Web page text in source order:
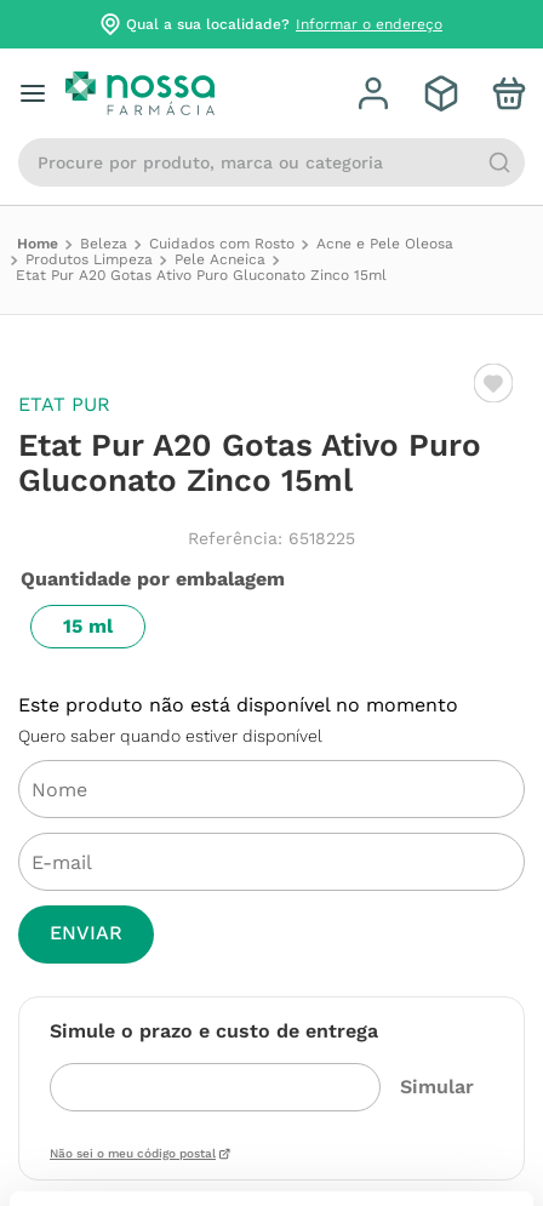
Qual a sua localidade? Informar o endereço
Procure por produto, marca ou categoria
Beleza Cuidados com Rosto
Acne e Pele Oleosa
Produtos Limpeza
Pele Acneica
Etat Pur A20 Gotas Ativo Puro Gluconato Zinco 15ml
ETAT PUR
Etat Pur A20 Gotas Ativo Puro
Gluconato Zinco 15ml
Referência: 6518225
Quantidade por embalagem
15 ml
Este produto não está disponível no momento
Quero saber quando estiver disponível
ENVIAR
Simule o prazo e custo de entrega
Não sei o meu código postal